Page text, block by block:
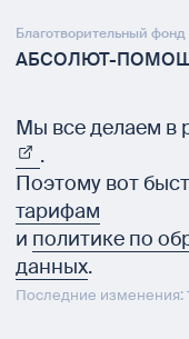
Благотворительный фонд
АБСОЛЮТ-
Мы все делаем в
.
Поэтому вот
тарифам
и политике по
данных.
Последние изменения: